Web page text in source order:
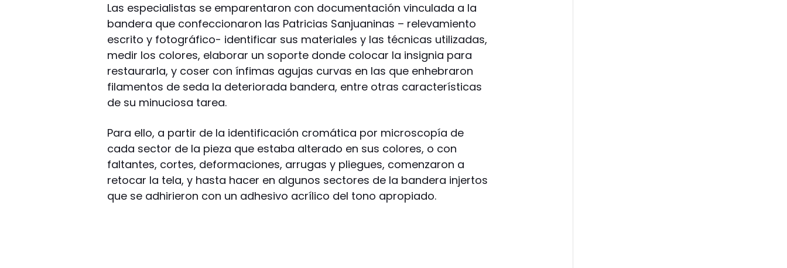
Las especialistas se emparentaron con documentación vinculada a la
bandera que confeccionaron las Patricias Sanjuaninas – relevamiento
escrito y fotográfico- identificar sus materiales y las técnicas utilizadas,
medir los colores, elaborar un soporte donde colocar la insignia para
restaurarla, y coser con ínfimas agujas curvas en las que enhebraron
filamentos de seda la deteriorada bandera, entre otras características
de su minuciosa tarea.
Para ello, a partir de la identificación cromática por microscopía de
cada sector de la pieza que estaba alterado en sus colores, o con
faltantes, cortes, deformaciones, arrugas y pliegues, comenzaron a
retocar la tela, y hasta hacer en algunos sectores de la bandera injertos
que se adhirieron con un adhesivo acrílico del tono apropiado.